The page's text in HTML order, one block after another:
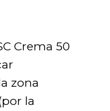
Crema 50
zona
la